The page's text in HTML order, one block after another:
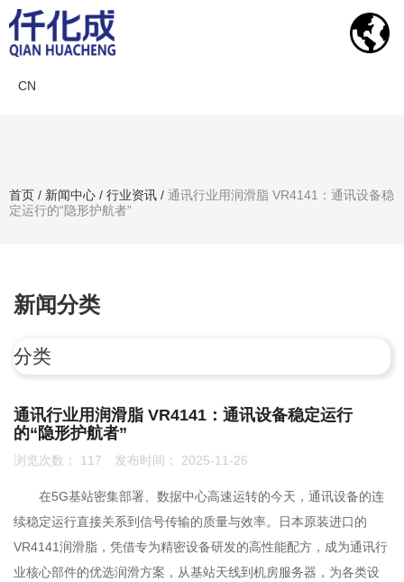
CN
首页 / 新闻中心 / 行业资讯 / 通讯行业用润滑脂 VR4141：通讯设备稳
定运行的“隐形护航者”
新闻分类
分类
联系我们
0755-86192801
18207556558
通讯行业用润滑脂 VR4141：通讯设备稳定运行
的“隐形护航者”
浏览次数： 117 发布时间： 2025-11-26
在5G基站密集部署、数据中心高速运转的今天，通讯设备的连
续稳定运行直接关系到信号传输的质量与效率。日本原装进口的
VR4141润滑脂，凭借专为精密设备研发的高性能配方，成为通讯行
业核心部件的优选润滑方案，从基站天线到机房服务器，为各类设